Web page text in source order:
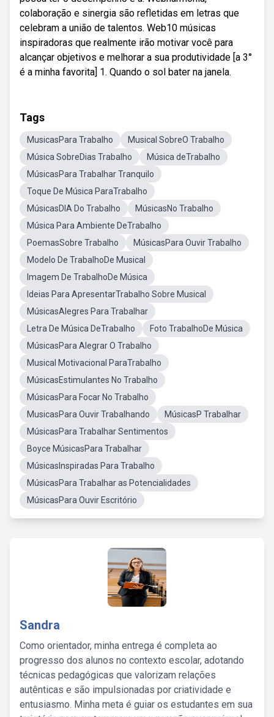
colaboração e sinergia são refletidas em letras que
celebram a união de talentos. Web10 músicas
inspiradoras que realmente irão motivar você para
alcançar objetivos e melhorar a sua produtividade [a 3°
é a minha favorita] 1. Quando o sol bater na janela.
Tags
MusicasPara Trabalho
Musical SobreO Trabalho
Música SobreDias Trabalho
Música deTrabalho
MúsicasPara Trabalhar Tranquilo
Toque De Música ParaTrabalho
MúsicasDIA Do Trabalho
MúsicasNo Trabalho
Música Para Ambiente DeTrabalho
PoemasSobre Trabalho
MúsicasPara Ouvir Trabalho
Modelo De TrabalhoDe Musical
Imagem De TrabalhoDe Música
Ideias Para ApresentarTrabalho Sobre Musical
MúsicasAlegres Para Trabalhar
Letra De Música DeTrabalho
Foto TrabalhoDe Música
MúsicasPara Alegrar O Trabalho
Musical Motivacional ParaTrabalho
MúsicasEstimulantes No Trabalho
MúsicasPara Focar No Trabalho
MusicasPara Ouvir Trabalhando
MúsicasP Trabalhar
MúsicasPara Trabalhar Sentimentos
Boyce MúsicasPara Trabalhar
MúsicasInspiradas Para Trabalho
MúsicasPara Trabalhar as Potencialidades
MúsicasPara Ouvir Escritório
Sandra
Como orientador, minha entrega é completa ao
progresso dos alunos no contexto escolar, adotando
técnicas pedagógicas que valorizam relações
autênticas e são impulsionadas por criatividade e
entusiasmo. Minha meta é guiar os estudantes em sua